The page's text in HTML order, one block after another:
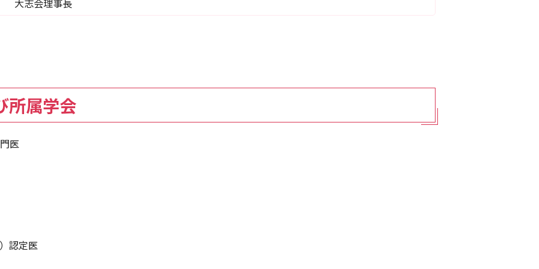
所属学会
医
認定医